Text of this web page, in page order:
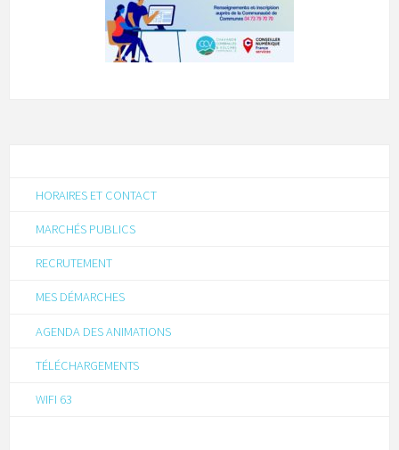
HORAIRES ET CONTACT
MARCHÉS PUBLICS
RECRUTEMENT
MES DÉMARCHES
AGENDA DES ANIMATIONS
TÉLÉCHARGEMENTS
WIFI 63